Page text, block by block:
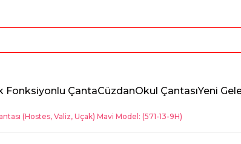
Fonksiyonlu ÇantaCüzdanOkul ÇantasıYeni
(Hostes, Valiz, Uçak) Mavi Model: (571-13-9H)